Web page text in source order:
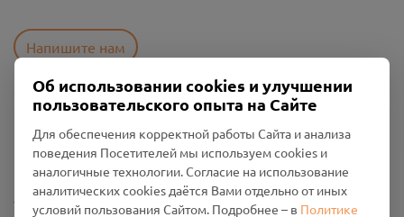
Напишите нам
Политика конфиденциальности
Промо-материалы
Настройки cookies
Об использовании cookies и улучшении
пользовательского опыта на Сайте
Для обеспечения корректной работы Сайта и анализа
поведения Посетителей мы используем cookies и
аналогичные технологии. Согласие на использование
аналитических cookies даётся Вами отдельно от иных
условий пользования Сайтом. Подробнее – в Политике